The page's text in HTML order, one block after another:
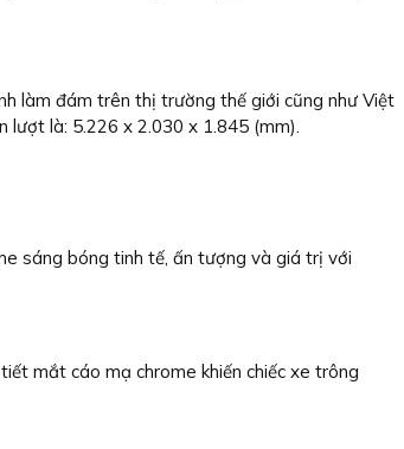
làm đám trên thị trường thế giới cũng như Việt
lượt là: 5.226 x 2.030 x 1.845 (mm).
sáng bóng tinh tế, ấn tượng và giá trị với
mắt cáo mạ chrome khiến chiếc xe trông